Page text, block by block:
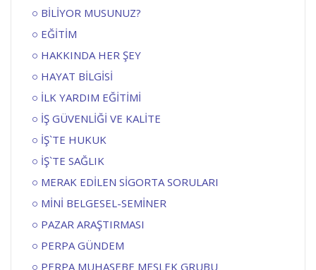
BİLİYOR MUSUNUZ?
EĞİTİM
HAKKINDA HER ŞEY
HAYAT BİLGİSİ
İLK YARDIM EĞİTİMİ
İŞ GÜVENLİĞİ VE KALİTE
İŞ`TE HUKUK
İŞ`TE SAĞLIK
MERAK EDİLEN SİGORTA SORULARI
MİNİ BELGESEL-SEMİNER
PAZAR ARAŞTIRMASI
PERPA GÜNDEM
PERPA MUHASEBE MESLEK GRUBU